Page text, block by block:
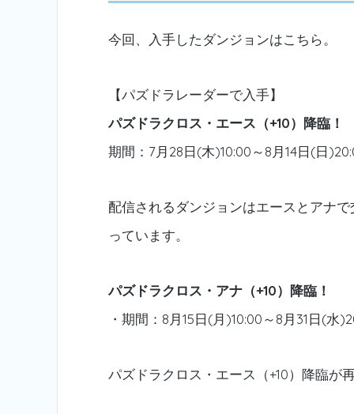
今回、入手したダンジョンはこちら。
【パズドラレーダーで入手】
パズドラクロス・エース（+10）降臨！
期間：7月28日(木)10:00～8月14日(日
配信されるダンジョンはエースとアナ
っています。
パズドラクロス・アナ（+10）降臨！
・期間：8月15日(月)10:00～8月31日(水
パズドラクロス・エース（+10）降臨が